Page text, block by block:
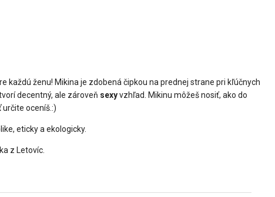
každú ženu! Mikina je zdobená čipkou na prednej strane pri kľúčnych
decentný, ale zároveň sexyvzhľad. Mikinu môžeš nosiť, ako do
určite oceníš.:)
eticky a ekologicky.
z Letovíc.